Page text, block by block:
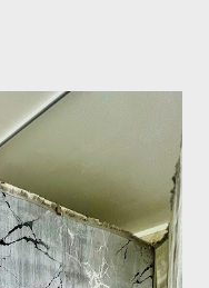
bộ Thảm trải sàn -
lớn cho phòng khách
căn phòng, còn một
lại đẳng cấp thật sự
cho phòng khách
kích thước 2,4mx3,4m